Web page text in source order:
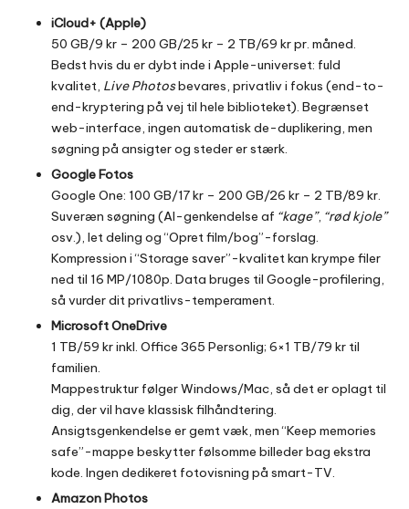
iCloud+ (Apple)
50 GB/9 kr – 200 GB/25 kr – 2 TB/69 kr pr. måned.
Bedst hvis du er dybt inde i Apple-universet: fuld
kvalitet, Live Photosbevares, privatliv i fokus (end-to-
end-kryptering på vej til hele biblioteket). Begrænset
web-interface, ingen automatisk de-duplikering, men
søgning på ansigter og steder er stærk.
Google Fotos
Google One: 100 GB/17 kr – 200 GB/26 kr – 2 TB/89 kr.
Suveræn søgning (AI-genkendelse af “kage”, “rød kjole”
osv.), let deling og “Opret film/bog”-forslag.
Kompression i “Storage saver”-kvalitet kan krympe filer
ned til 16 MP/1080p. Data bruges til Google-profilering,
så vurder dit privatlivs-temperament.
Microsoft OneDrive
1 TB/59 kr inkl. Office 365 Personlig; 6×1 TB/79 kr til
familien.
Mappestruktur følger Windows/Mac, så det er oplagt til
dig, der vil have klassisk filhåndtering.
Ansigtsgenkendelse er gemt væk, men “Keep memories
safe”-mappe beskytter følsomme billeder bag ekstra
kode. Ingen dedikeret fotovisning på smart-TV.
Amazon Photos